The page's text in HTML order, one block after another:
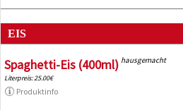
EIS
Spaghetti-Eis (400ml) hausgemacht
Literpreis: 25.00€
Produktinfo